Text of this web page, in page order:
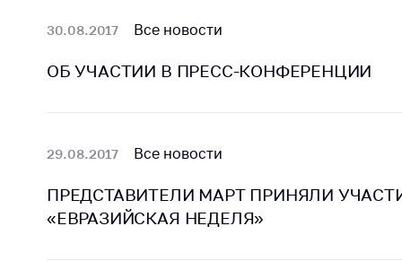
Официальные
символы
Ценовая политика
Антимонопольное
регулирование и
орган
на
30.08.2017 Все новости
ОБ УЧАСТИИ В ПРЕСС-КОНФЕРЕНЦИИ
29.08.2017 Все новости
ПРЕДСТАВИТЕЛИ МАРТ ПРИНЯЛИ
«ЕВРАЗИЙСКАЯ НЕДЕЛЯ»